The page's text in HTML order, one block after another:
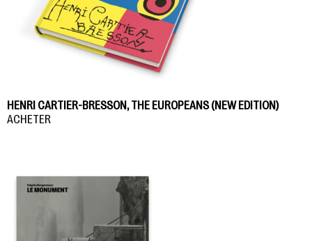
HENRI CARTIER-BRESSON, THE EUROPEANS (NEW EDITION)
ACHETER